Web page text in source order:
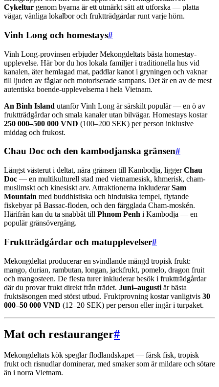
Cykeltur genom byarna är ett utmärkt sätt att utforska — platta
vägar, vänliga lokalbor och fruktträdgårdar runt varje hörn.
Vinh Long och homestays#
Vinh Long-provinsen erbjuder Mekongdeltats bästa homestay-
upplevelse. Här bor du hos lokala familjer i traditionella hus vid
kanalen, äter hemlagad mat, paddlar kanot i gryningen och vaknar
till ljuden av fåglar och motoriserade sampans. Det är en av de mest
autentiska boende-upplevelserna i hela Vietnam.
An Binh Island utanför Vinh Long är särskilt populär — en ö av
fruktträdgårdar och smala kanaler utan bilvägar. Homestays kostar
250 000–500 000 VND (100–200 SEK) per person inklusive
middag och frukost.
Chau Doc och den kambodjanska gränsen#
Längst västerut i deltat, nära gränsen till Kambodja, liggerChau
Doc — en multikulturell stad med vietnamesisk, khmerisk, cham-
muslimskt och kinesiskt arv. Attraktionerna inkluderarSam
Mountain med buddhistiska och hinduiska tempel, flytande
fiskebyar på Bassac-floden, och den färgglada Cham-moskén.
Härifrån kan du ta snabbåt till Phnom Penh i Kambodja — en
populär gränsövergång.
Fruktträdgårdar och matupplevelser#
Mekongdeltat producerar en svindlande mängd tropisk frukt:
mango, durian, rambutan, longan, jackfrukt, pomelo, dragon fruit
och mangosteen. De flesta turer inkluderar besök i fruktträdgårdar
där du provar frukt direkt från trädet. Juni–augusti är bästa
fruktsäsongen med störst utbud. Fruktprovning kostar vanligtvis 30
000–50 000 VND (12–20 SEK) per person eller ingår i turpaket.
Mat och restauranger#
Mekongdeltats kök speglar flodlandskapet — färsk fisk, tropisk
frukt och risnudlar dominerar, med smaker som är mildare och sötare
än i norra Vietnam.